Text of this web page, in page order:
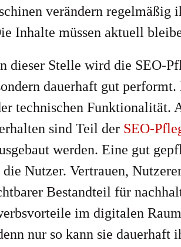
verändern regelmäßig
Inhalte müssen aktuell
dieser Stelle wird die SEO-
dauerhaft gut
technischen Funktionalität.
sind Teil der SEO-
werden. Eine gut
Nutzer. Vertrauen,
Bestandteil für
im digitalen
nur so kann sie